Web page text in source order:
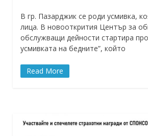
В гр. Пазарджик се роди усмивка,
лица. В новооткрития Център за
обслужващи дейности стартира
усмивката на бедните”, който
Read More